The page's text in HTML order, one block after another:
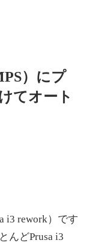
）にプ
てオート
i3 rework）です
んどPrusa i3